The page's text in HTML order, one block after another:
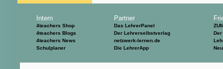
Intern
4teachers Shop
4teachers Blogs
4teachers News
Schulplaner
Partner
Das LehrerPanel
Der Lehrerselbstverlag
netzwerk-lernen.de
Die LehrerApp